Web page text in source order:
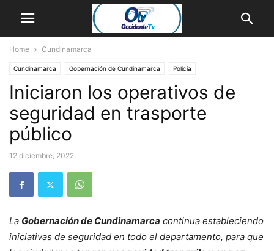
Home Cundinamarca
Cundinamarca Gobernación de Cundinamarca Policía
Iniciaron los operativos de
seguridad en trasporte
público
12 diciembre, 2022
La Gobernación de Cundinamarca continua estableciendo
iniciativas de seguridad en todo el departamento, para que